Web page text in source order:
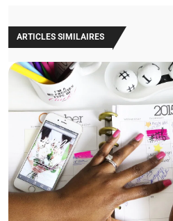
ARTICLES SIMILAIRES